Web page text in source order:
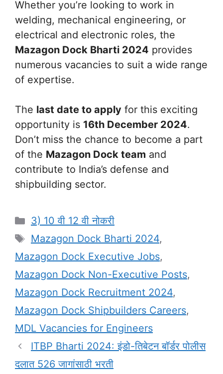
Whether you’re looking to work in
welding, mechanical engineering, or
electrical and electronic roles, the
Mazagon Dock Bharti 2024 provides
numerous vacancies to suit a wide range
of expertise.
The last date to apply for this exciting
opportunity is 16th December 2024.
Don’t miss the chance to become a part
of the Mazagon Dock team and
contribute to India’s defense and
shipbuilding sector.
Categories
3) 10 वी 12 वी नोकरी
Tags
Mazagon Dock Bharti 2024,
Mazagon Dock Executive Jobs,
Mazagon Dock Non-Executive Posts,
Mazagon Dock Recruitment 2024,
Mazagon Dock Shipbuilders Careers,
MDL Vacancies for Engineers
ITBP Bharti 2024: इंडो-तिबेटन बॉर्डर पोलीस
दलात 526 जागांसाठी भरती